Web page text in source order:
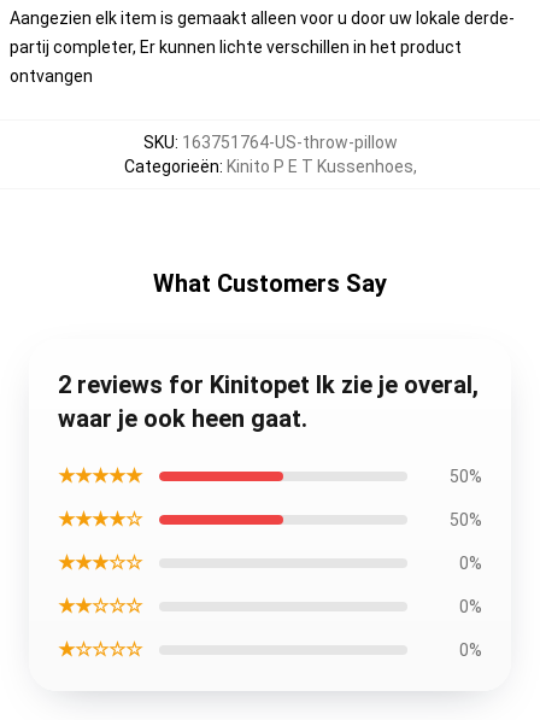
Aangezien elk item is gemaakt alleen voor u door uw lokale derde-
partij completer, Er kunnen lichte verschillen in het product
ontvangen
SKU: 163751764-US-throw-pillow
Categorieën: Kinito P E T Kussenhoes,
What Customers Say
2 reviews for Kinitopet Ik zie je overal,
waar je ook heen gaat.
★★★★★ 50%
★★★★☆ 50%
★★★☆☆ 0%
★★☆☆☆ 0%
★☆☆☆☆ 0%